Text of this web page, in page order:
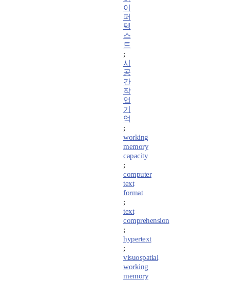
이
퍼
텍
스
트
;
시
공
간
작
업
기
억
;
working
memory
capacity
;
computer
text
format
;
text
comprehension
;
hypertext
;
visuospatial
working
memory